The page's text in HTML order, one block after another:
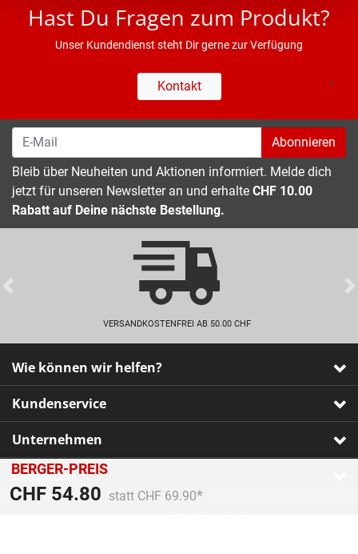
BERGER-PREIS
CHF 54.80 Preis reduziert von
statt CHF 69.90
An
Hast Du Fragen zum Produkt?
Unser Kundendienst steht Dir gerne zur Verfügung
Kontakt
Abonnieren
Bleib über Neuheiten und Aktionen informiert. Melde dich
jetzt für unseren Newsletter an und erhalte CHF 10.00
Rabatt auf Deine nächste Bestellung.
VERSANDKOSTENFREI AB 50.00 CHF
Previous
Wie können wir helfen?
Kundenservice
Unternehmen
Zahlarten